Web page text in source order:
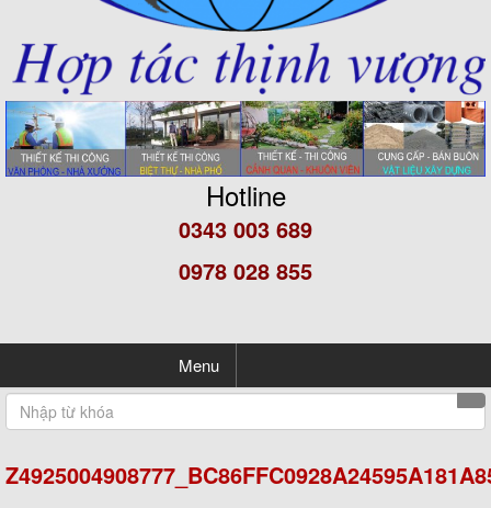
Hotline
0343 003 689
0978 028 855
Menu